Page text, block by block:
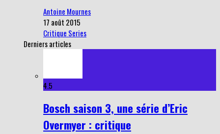
Antoine Mournes
17 août 2015
Critique Series
Derniers articles
4.5
Bosch saison 3, une série d’Eric
Overmyer : critique